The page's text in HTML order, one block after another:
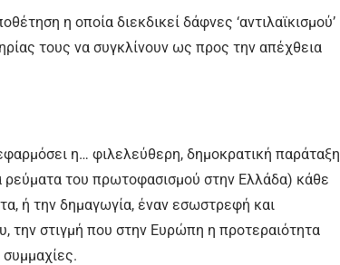
η οποία διεκδικεί δάφνες ‘αντιλαϊκισμού’
τους να συγκλίνουν ως προς την απέχθεια
η… φιλελεύθερη, δημοκρατική παράταξη
ρεύματα του πρωτοφασισμού στην Ελλάδα) κάθε
ή την δημαγωγία, έναν εσωστρεφή και
την στιγμή που στην Ευρώπη η προτεραιότητα